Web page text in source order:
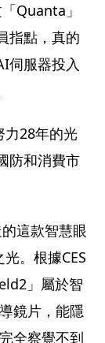
Quanta」
指點，真的
伺服器投入
力28年的光
防和消費市
這款智慧眼
。根據CES
」屬於智
鏡片，能隱
全察覺不到